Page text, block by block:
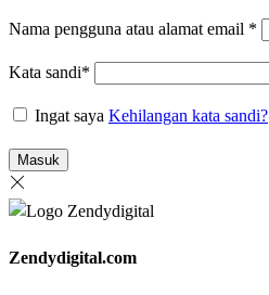
Nama pengguna atau alamat email *
Kata sandi*
Ingat saya Kehilangan kata sandi?
Masuk
Zendydigital.com